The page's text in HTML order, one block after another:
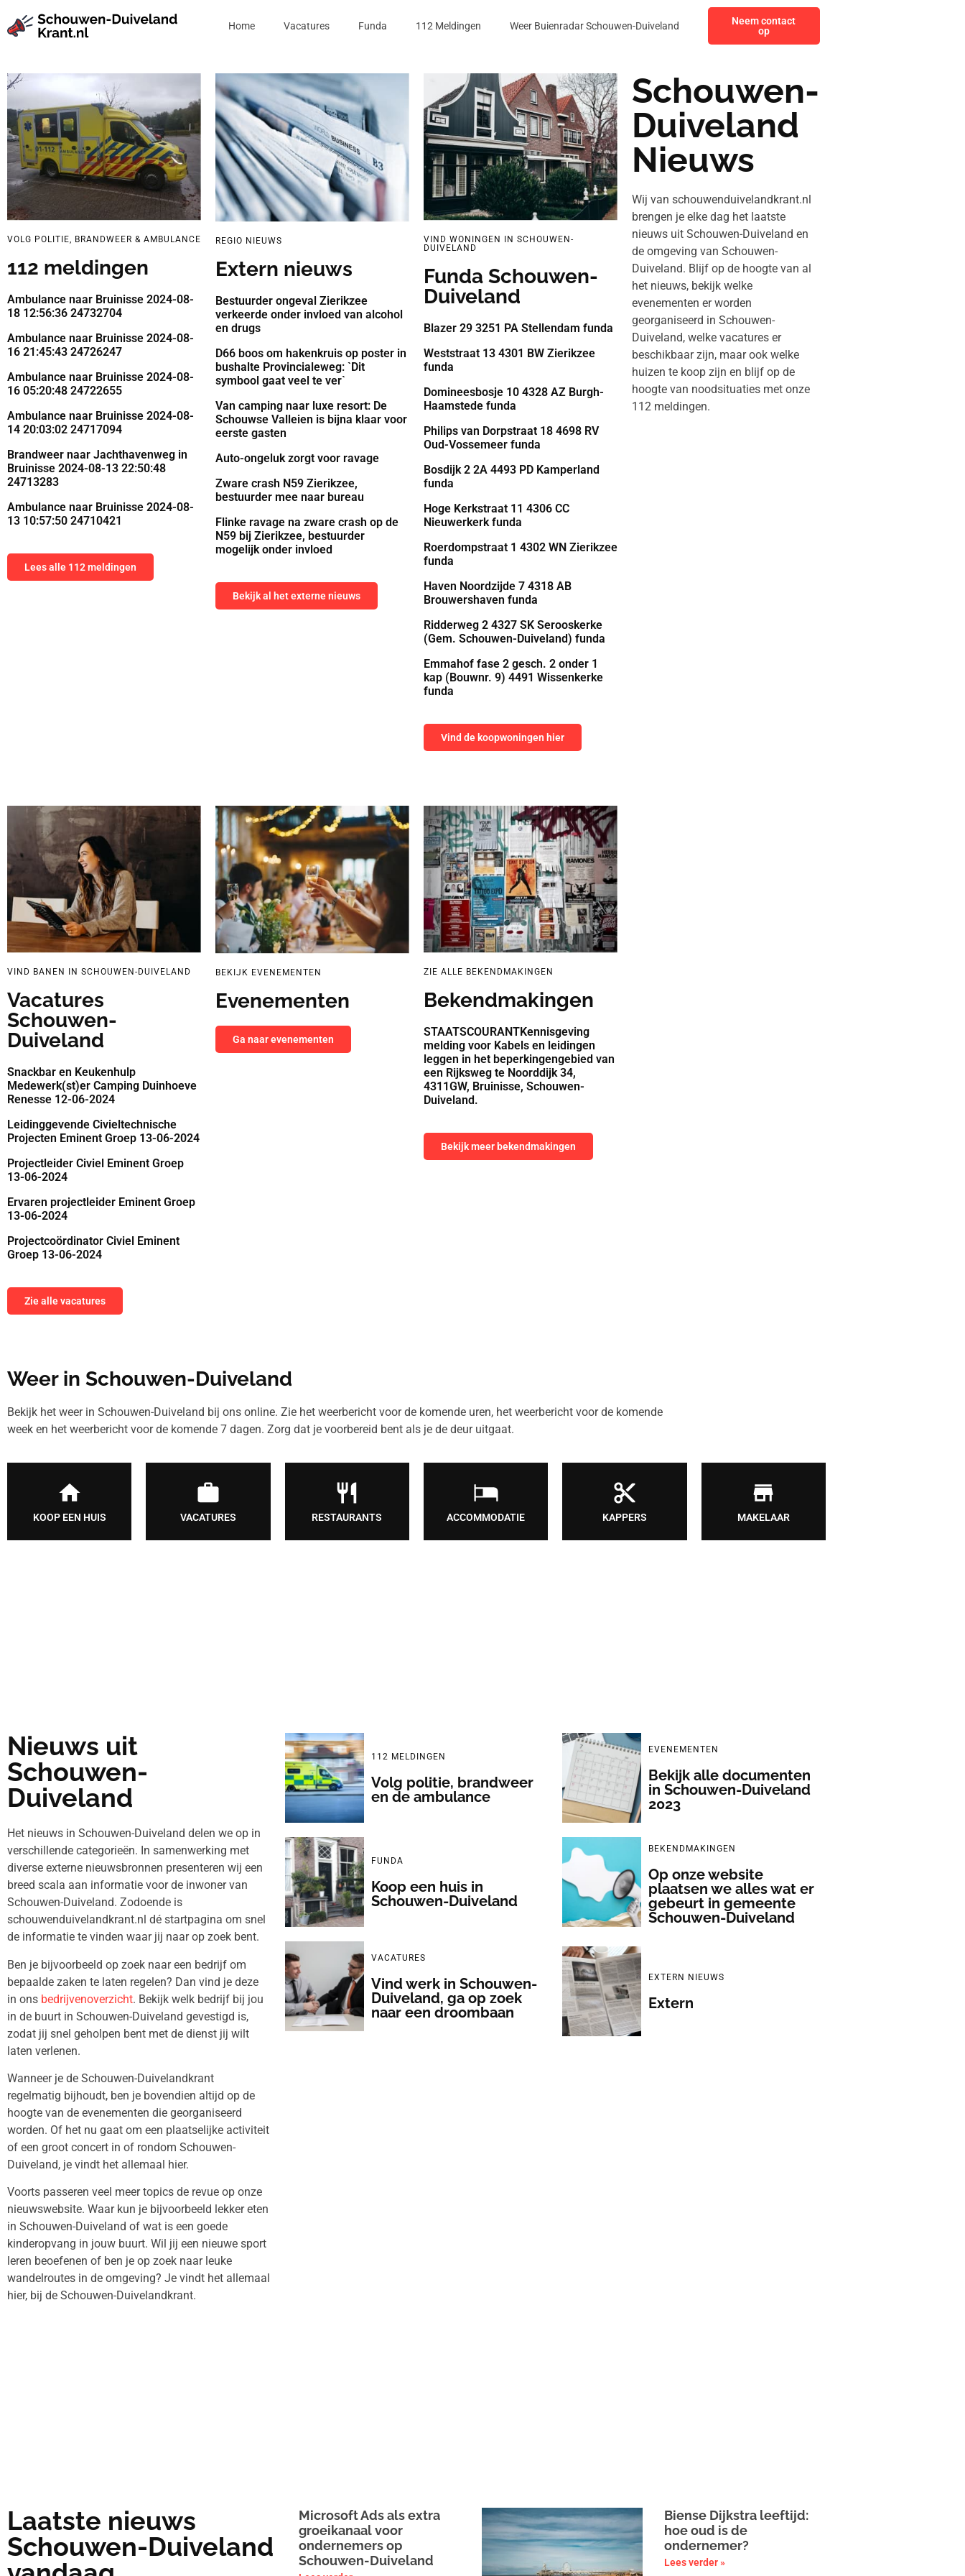
Home Vacatures Funda 112 Meldingen Weer Buienradar Schouwen-Duiveland
Neem contact
op
VOLG POLITIE, BRANDWEER & AMBULANCE
112 meldingen
Ambulance naar Bruinisse 2024-08-
18 12:56:36 24732704
Ambulance naar Bruinisse 2024-08-
16 21:45:43 24726247
Ambulance naar Bruinisse 2024-08-
16 05:20:48 24722655
Ambulance naar Bruinisse 2024-08-
14 20:03:02 24717094
Brandweer naar Jachthavenweg in
Bruinisse 2024-08-13 22:50:48
24713283
Ambulance naar Bruinisse 2024-08-
13 10:57:50 24710421
Lees alle 112 meldingen
REGIO NIEUWS
Extern nieuws
Bestuurder ongeval Zierikzee
verkeerde onder invloed van alcohol
en drugs
D66 boos om hakenkruis op poster in
bushalte Provincialeweg: `Dit
symbool gaat veel te ver`
Van camping naar luxe resort: De
Schouwse Valleien is bijna klaar voor
eerste gasten
Auto-ongeluk zorgt voor ravage
Zware crash N59 Zierikzee,
bestuurder mee naar bureau
Flinke ravage na zware crash op de
N59 bij Zierikzee, bestuurder
mogelijk onder invloed
Bekijk al het externe nieuws
VIND WONINGEN IN SCHOUWEN-
DUIVELAND
Funda Schouwen-
Duiveland
Blazer 29 3251 PA Stellendam funda
Weststraat 13 4301 BW Zierikzee
funda
Domineesbosje 10 4328 AZ Burgh-
Haamstede funda
Philips van Dorpstraat 18 4698 RV
Oud-Vossemeer funda
Bosdijk 2 2A 4493 PD Kamperland
funda
Hoge Kerkstraat 11 4306 CC
Nieuwerkerk funda
Roerdompstraat 1 4302 WN Zierikzee
funda
Haven Noordzijde 7 4318 AB
Brouwershaven funda
Ridderweg 2 4327 SK Serooskerke
(Gem. Schouwen-Duiveland) funda
Emmahof fase 2 gesch. 2 onder 1
kap (Bouwnr. 9) 4491 Wissenkerke
funda
Vind de koopwoningen hier
VIND BANEN IN SCHOUWEN-DUIVELAND
Vacatures
Schouwen-
Duiveland
Snackbar en Keukenhulp
Medewerk(st)er Camping Duinhoeve
Renesse 12-06-2024
Leidinggevende Civieltechnische
Projecten Eminent Groep 13-06-2024
Projectleider Civiel Eminent Groep
13-06-2024
Ervaren projectleider Eminent Groep
13-06-2024
Projectcoördinator Civiel Eminent
Groep 13-06-2024
Zie alle vacatures
BEKIJK EVENEMENTEN
Evenementen
Ga naar evenementen
ZIE ALLE BEKENDMAKINGEN
Bekendmakingen
STAATSCOURANTKennisgeving
melding voor Kabels en leidingen
leggen in het beperkingengebied van
een Rijksweg te Noorddijk 34,
4311GW, Bruinisse, Schouwen-
Duiveland.
Bekijk meer bekendmakingen
Schouwen-
Duiveland
Nieuws
Wij van schouwenduivelandkrant.nl
brengen je elke dag het laatste
nieuws uit Schouwen-Duiveland en
de omgeving van Schouwen-
Duiveland. Blijf op de hoogte van al
het nieuws, bekijk welke
evenementen er worden
georganiseerd in Schouwen-
Duiveland, welke vacatures er
beschikbaar zijn, maar ook welke
huizen te koop zijn en blijf op de
hoogte van noodsituaties met onze
112 meldingen.
Weer in Schouwen-Duiveland
Bekijk het weer in Schouwen-Duiveland bij ons online. Zie het weerbericht voor de komende uren, het weerbericht voor de komende
week en het weerbericht voor de komende 7 dagen. Zorg dat je voorbereid bent als je de deur uitgaat.
KOOP EEN HUIS VACATURES RESTAURANTS ACCOMMODATIE KAPPERS MAKELAAR
Nieuws uit
Schouwen-
Duiveland
Het nieuws in Schouwen-Duiveland delen we op in
verschillende categorieën. In samenwerking met
diverse externe nieuwsbronnen presenteren wij een
breed scala aan informatie voor de inwoner van
Schouwen-Duiveland. Zodoende is
schouwenduivelandkrant.nl dé startpagina om snel
de informatie te vinden waar jij naar op zoek bent.
Ben je bijvoorbeeld op zoek naar een bedrijf om
bepaalde zaken te laten regelen? Dan vind je deze
in ons bedrijvenoverzicht. Bekijk welk bedrijf bij jou
in de buurt in Schouwen-Duiveland gevestigd is,
zodat jij snel geholpen bent met de dienst jij wilt
laten verlenen.
Wanneer je de Schouwen-Duivelandkrant
regelmatig bijhoudt, ben je bovendien altijd op de
hoogte van de evenementen die georganiseerd
worden. Of het nu gaat om een plaatselijke activiteit
of een groot concert in of rondom Schouwen-
Duiveland, je vindt het allemaal hier.
Voorts passeren veel meer topics de revue op onze
nieuwswebsite. Waar kun je bijvoorbeeld lekker eten
in Schouwen-Duiveland of wat is een goede
kinderopvang in jouw buurt. Wil jij een nieuwe sport
leren beoefenen of ben je op zoek naar leuke
wandelroutes in de omgeving? Je vindt het allemaal
hier, bij de Schouwen-Duivelandkrant.
112 MELDINGEN
Volg politie, brandweer
en de ambulance
FUNDA
Koop een huis in
Schouwen-Duiveland
VACATURES
Vind werk in Schouwen-
Duiveland, ga op zoek
naar een droombaan
EVENEMENTEN
Bekijk alle documenten
in Schouwen-Duiveland
2023
BEKENDMAKINGEN
Op onze website
plaatsen we alles wat er
gebeurt in gemeente
Schouwen-Duiveland
EXTERN NIEUWS
Extern
Laatste nieuws
Schouwen-Duiveland
Microsoft Ads als extra
groeikanaal voor
ondernemers op
Schouwen-Duiveland
Biense Dijkstra leeftijd:
hoe oud is de
ondernemer?
Lees verder »